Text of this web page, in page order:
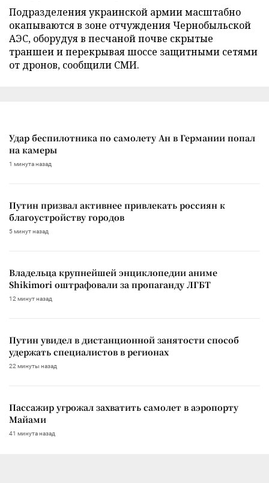
Подразделения украинской армии масштабно
окапываются в зоне отчуждения Чернобыльской
АЭС, оборудуя в песчаной почве скрытые
траншеи и перекрывая шоссе защитными сетями
от дронов, сообщили СМИ.
Удар беспилотника по самолету Ан в Германии попал
на камеры
1 минута назад
Путин призвал активнее привлекать россиян к
благоустройству городов
5 минут назад
Владельца крупнейшей энциклопедии аниме
Shikimori оштрафовали за пропаганду ЛГБТ
12 минут назад
Путин увидел в дистанционной занятости способ
удержать специалистов в регионах
22 минуты назад
Пассажир угрожал захватить самолет в аэропорту
Майами
41 минута назад